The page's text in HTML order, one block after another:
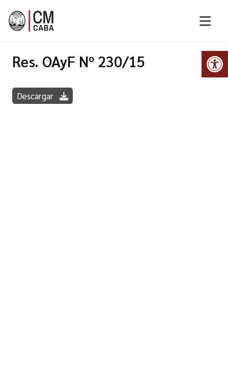
Res. OAyF Nº 230/15
Descargar